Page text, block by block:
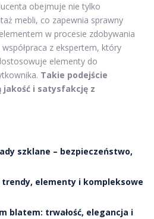
obejmuje nie tylko
mebli, co zapewnia sprawny
w procesie zdobywania
z ekspertem, który
elementy do
Takie podejście
jakość i satysfakcję z
szklane – bezpieczeństwo,
elementy i kompleksowe
blatem: trwałość, elegancja i